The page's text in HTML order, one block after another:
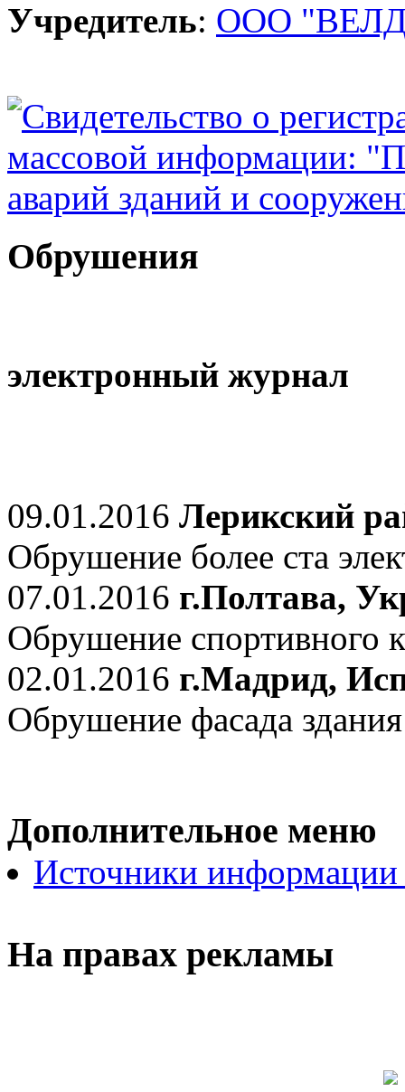
Учредитель: ООО
Обрушения
электронный журнал
09.01.2016 Лерикский
Обрушение более ста
07.01.2016 г.Полтава,
Обрушение спортивного
02.01.2016 г.Мадрид,
Обрушение фасада
Дополнительное меню
Источники
На правах рекламы